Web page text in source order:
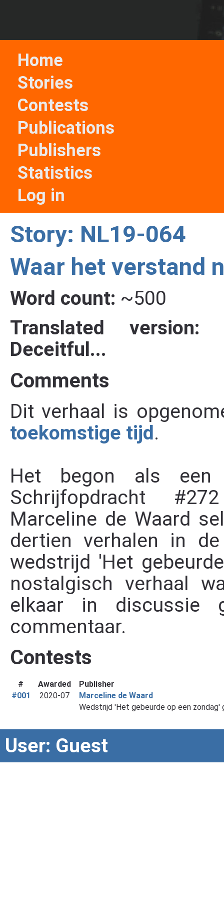
Home
Stories
Contests
Publications
Publishers
Statistics
Log in
Story: NL19-064
Waar het verstand
Word count: ~500
Translated version:
Deceitful...
Comments
Dit verhaal is
toekomstige tijd.
Het begon als een
Schrijfopdracht
Marceline de Waard
dertien verhalen in
wedstrijd 'Het
nostalgisch verhaal
elkaar in discussie
commentaar.
Contests
# Awarded
Publisher
#001
2020-07
Marceline de Waard
Wedstrijd 'Het gebeurde op een zondag'
User: Guest